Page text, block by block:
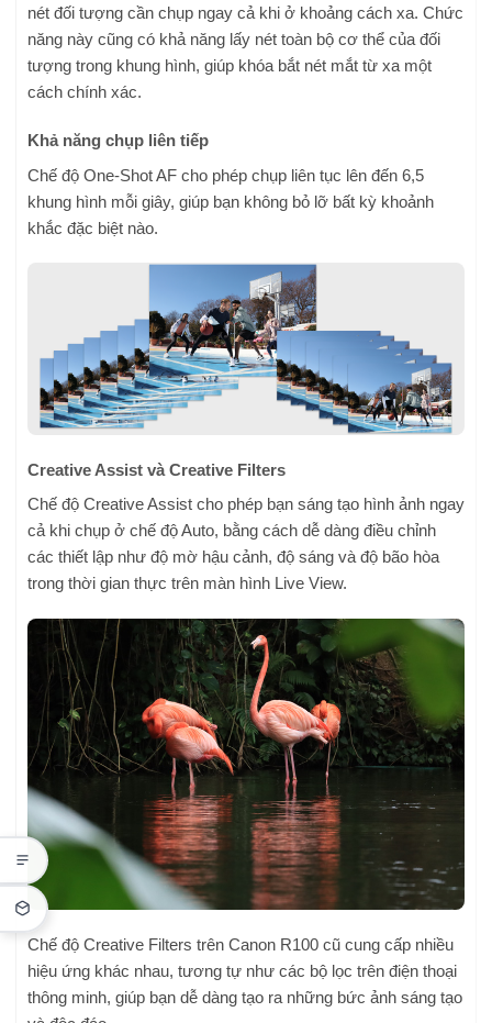
nét đối tượng cần chụp ngay cả khi ở khoảng cách xa. Chức
năng này cũng có khả năng lấy nét toàn bộ cơ thể của đối
tượng trong khung hình, giúp khóa bắt nét mắt từ xa một
cách chính xác.
Khả năng chụp liên tiếp
Chế độ One-Shot AF cho phép chụp liên tục lên đến 6,5
khung hình mỗi giây, giúp bạn không bỏ lỡ bất kỳ khoảnh
khắc đặc biệt nào.
Creative Assist và Creative Filters
Chế độ Creative Assist cho phép bạn sáng tạo hình ảnh ngay
cả khi chụp ở chế độ Auto, bằng cách dễ dàng điều chỉnh
các thiết lập như độ mờ hậu cảnh, độ sáng và độ bão hòa
trong thời gian thực trên màn hình Live View.
Chế độ Creative Filters trên Canon R100 cũ cung cấp nhiều
hiệu ứng khác nhau, tương tự như các bộ lọc trên điện thoại
thông minh, giúp bạn dễ dàng tạo ra những bức ảnh sáng tạo